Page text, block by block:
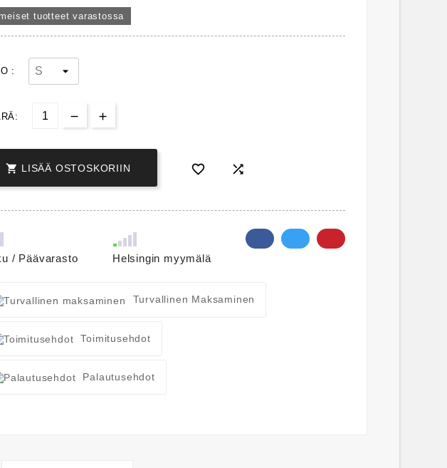
tuotteet varastossa
:
 LISÄÄ OSTOSKORIIN  
/ Päävarasto Helsingin myymälä
Turvallinen Maksaminen
Toimitusehdot
Palautusehdot